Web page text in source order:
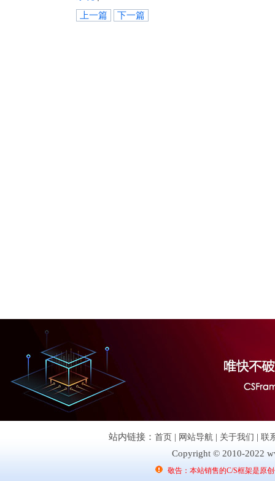
上一篇
下一篇
站内链接： 首页 | 网站导航 | 关于我们 | 联
Copyright © 2010-2022
敬告：本站销售的C/S框架是原